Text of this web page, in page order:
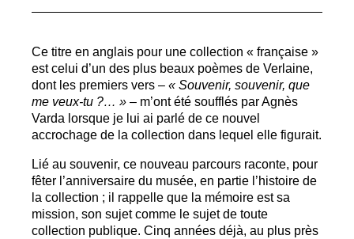
Ce titre en anglais pour une collection « française »
est celui d’un des plus beaux poèmes de Verlaine,
dont les premiers vers – « Souvenir, souvenir, que
me veux-tu ?… » – m’ont été soufflés par Agnès
Varda lorsque je lui ai parlé de ce nouvel
accrochage de la collection dans lequel elle figurait.
Lié au souvenir, ce nouveau parcours raconte, pour
fêter l’anniversaire du musée, en partie l’histoire de
la collection ; il rappelle que la mémoire est sa
mission, son sujet comme le sujet de toute
collection publique. Cinq années déjà, au plus près